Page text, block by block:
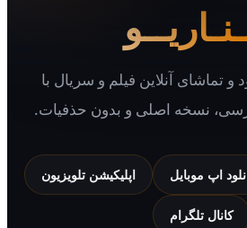
فیلم و سریال با
اصلی و بدون حذفیات.
اپلیکیشن تلویزیون